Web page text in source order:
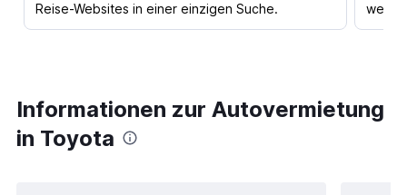
Reise-Websites in einer einzigen Suche.
Informationen zur Autovermietung
in Toyota